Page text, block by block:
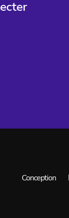
Conception